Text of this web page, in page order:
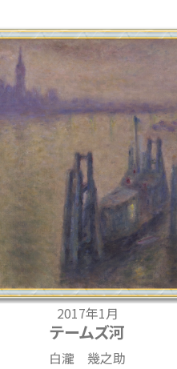
2017年1月
テームズ河
白瀧 幾之助